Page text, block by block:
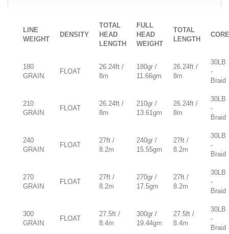
LINE
WEIGHT
DENSITY
TOTAL
HEAD
LENGTH
FULL
HEAD
WEIGHT
TOTAL
LENGTH
CORE
180
GRAIN
FLOAT
26.24ft /
8m
180gr /
11.66gm
26.24ft /
8m
30LB
-
Braid
210
GRAIN
FLOAT
26.24ft /
8m
210gr /
13.61gm
26.24ft /
8m
30LB
-
Braid
240
GRAIN
FLOAT
27ft /
8.2m
240gr /
15.55gm
27ft /
8.2m
30LB
-
Braid
270
GRAIN
FLOAT
27ft /
8.2m
270gr /
17.5gm
27ft /
8.2m
30LB
-
Braid
300
GRAIN
FLOAT
27.5ft /
8.4m
300gr /
19.44gm
27.5ft /
8.4m
30LB
-
Braid